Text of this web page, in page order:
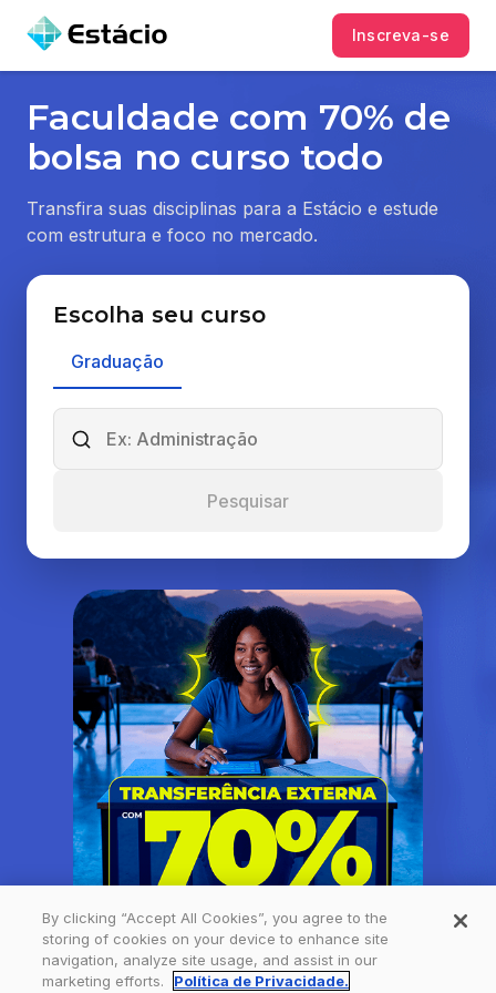
Inscreva-se
Faculdade com 70% de
bolsa no curso todo
Transfira suas disciplinas para a Estácio e estude
com estrutura e foco no mercado.
Escolha seu curso
Graduação
Pesquisar
By clicking “Accept All Cookies”, you agree to the
storing of cookies on your device to enhance site
navigation, analyze site usage, and assist in our
marketing efforts.
Política de Privacidade.